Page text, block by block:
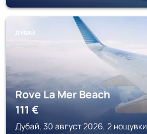
ДУБАЙ
Rove La Mer Beach
111€
Дубай, 30 август 2026, 2 нощувки